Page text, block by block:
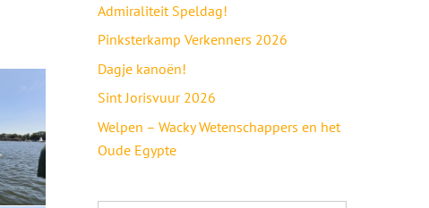
Admiraliteit Speldag!
Pinksterkamp Verkenners 2026
Dagje kanoën!
Sint Jorisvuur 2026
Welpen – Wacky Wetenschappers en het
Oude Egypte